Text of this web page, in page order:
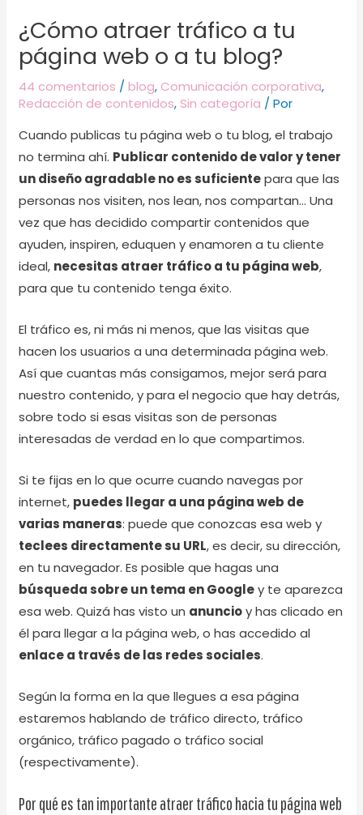
¿Cómo atraer tráfico a tu
página web o a tu blog?
44 comentarios /blog, Comunicación corporativa,
Redacción de contenidos, Sin categoría / Por
Cuando publicas tu página web o tu blog, el trabajo
no termina ahí. Publicar contenido de valor y tener
un diseño agradable no es suficientepara que las
personas nos visiten, nos lean, nos compartan… Una
vez que has decidido compartir contenidos que
ayuden, inspiren, eduquen y enamoren a tu cliente
ideal, necesitas atraer tráfico a tu página web,
para que tu contenido tenga éxito.
El tráfico es, ni más ni menos, que las visitas que
hacen los usuarios a una determinada página web.
Así que cuantas más consigamos, mejor será para
nuestro contenido, y para el negocio que hay detrás,
sobre todo si esas visitas son de personas
interesadas de verdad en lo que compartimos.
Si te fijas en lo que ocurre cuando navegas por
internet, puedes llegar a una página web de
varias maneras: puede que conozcas esa web y
teclees directamente su URL, es decir, su dirección,
en tu navegador. Es posible que hagas una
búsqueda sobre un tema en Googley te aparezca
esa web. Quizá has visto un anuncioy has clicado en
él para llegar a la página web, o has accedido al
enlace a través de las redes sociales.
Según la forma en la que llegues a esa página
estaremos hablando de tráfico directo, tráfico
orgánico, tráfico pagado o tráfico social
(respectivamente).
Por qué es tan importante atraer tráfico hacia tu página web